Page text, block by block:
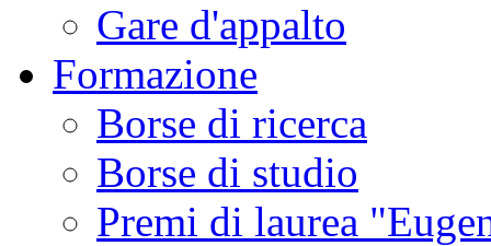
Gare d'appalto
Formazione
Borse di ricerca
Borse di studio
Premi di laurea